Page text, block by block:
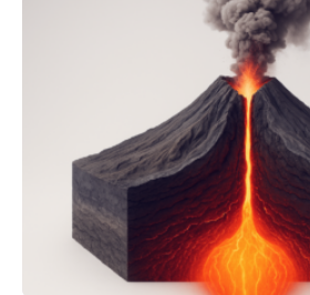
Domänen auf einem dieser
einer raffinierten Methode an der
Röntgenquelle zu kartieren. Ihre
diese Partikel es den Organismen
könnten, winzige Schwankungen
Richtung als auch in der Intensität
wahrzunehmen. Dadurch konnten
über den Ozean navigieren. Vor